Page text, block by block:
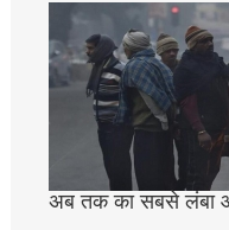
अब तक का सबसे लंबा